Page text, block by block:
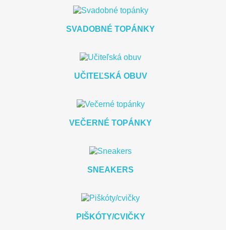
SVADOBNÉ TOPÁNKY
UČITEĽSKÁ OBUV
VEČERNÉ TOPÁNKY
SNEAKERS
PIŠKÓTY/CVIČKY